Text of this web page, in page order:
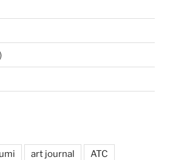
art journal ATC